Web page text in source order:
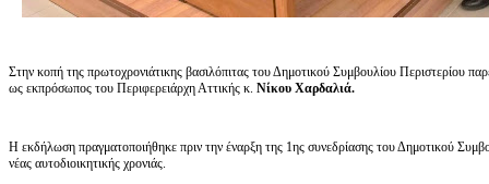
Στην κοπή της πρωτοχρονιάτικης βασιλόπιτας του Δημοτικού Συμβουλίου Περιστερίου
ως εκπρόσωπος του Περιφερειάρχη Αττικής κ. Νίκου Χαρδαλιά.
Η εκδήλωση πραγματοποιήθηκε πριν την έναρξη της 1ης συνεδρίασης του Δημοτικού
νέας αυτοδιοικητικής χρονιάς.